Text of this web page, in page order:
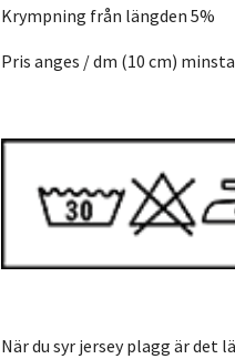
Krympning från längden 5%
Pris anges / dm (10 cm)
När du syr jersey plagg är det